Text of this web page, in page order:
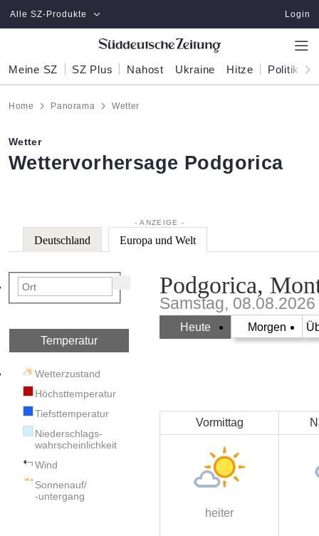
Zum Hauptinhalt springen
Alle SZ-Produkte Login
Meine SZ SZ Plus Nahost Ukraine Hitze Politik
Home Panorama Wetter
Wetter
:
Wettervorhersage Podgorica
Deutschland Europa und Welt
Temperatur
Wetterzustand
Höchsttemperatur
Tiefsttemperatur
Niederschlags-
wahrscheinlichkeit
Wind
Sonnenauf/
-untergang
Podgorica,
Samstag, 08.08.2026
Heute Morgen
Vormittag
heiter